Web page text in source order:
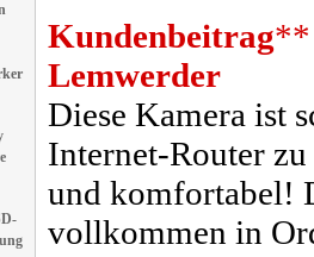
Kundenbeitrag**
Lemwerder
Diese Kamera ist
Internet-Router
und komfortabel!
vollkommen in